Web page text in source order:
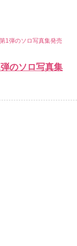
1弾のソロ写真集発売
のソロ写真集